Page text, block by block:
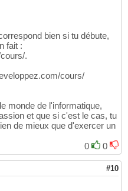
bien si tu débute,
fait :
.
cours/
monde de l'informatique,
et que si c'est le cas, tu
de mieux que d'exercer un
0
0
#10